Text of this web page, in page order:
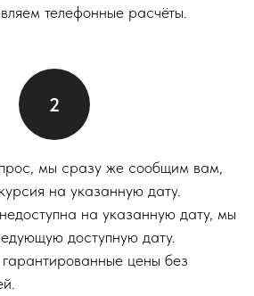
телефонные расчёты.
мы сразу же сообщим вам,
на указанную дату.
на указанную дату, мы
доступную дату.
цены без